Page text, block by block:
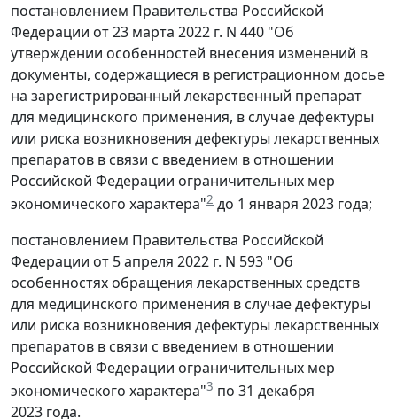
постановлением Правительства Российской
Федерации от 23 марта 2022 г. N 440 "Об
утверждении особенностей внесения изменений в
документы, содержащиеся в регистрационном досье
на зарегистрированный лекарственный препарат
для медицинского применения, в случае дефектуры
или риска возникновения дефектуры лекарственных
препаратов в связи с введением в отношении
Российской Федерации ограничительных мер
экономического характера"2 до 1 января 2023 года;
постановлением Правительства Российской
Федерации от 5 апреля 2022 г. N 593 "Об
особенностях обращения лекарственных средств
для медицинского применения в случае дефектуры
или риска возникновения дефектуры лекарственных
препаратов в связи с введением в отношении
Российской Федерации ограничительных мер
экономического характера"3 по 31 декабря
2023 года.